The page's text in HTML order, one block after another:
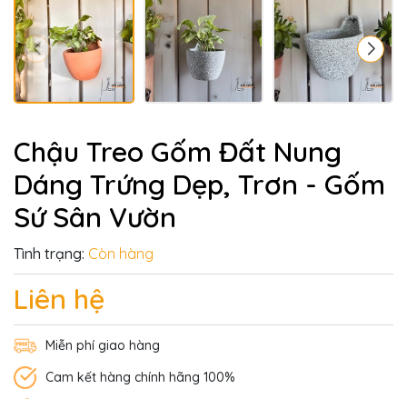
Chậu Treo Gốm Đất Nung
Dáng Trứng Dẹp, Trơn - Gốm
Sứ Sân Vườn
Tình trạng: Còn hàng
Liên hệ
Miễn phí giao hàng
Cam kết hàng chính hãng 100%